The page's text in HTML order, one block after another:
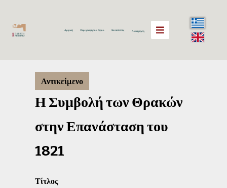
Αρχική Περιγραφή του έργου Συντελεστές Αναζήτηση
Η Συμβολή των Θρακών
στην Επανάσταση του
1821
Αντικείμενο
Τίτλος